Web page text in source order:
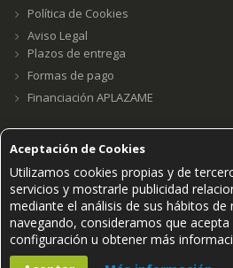
Aceptación de Cookies
Utilizamos cookies propias y de
servicios y mostrarle publicidad
mediante el análisis de sus hábitos de
navegando, consideramos que
configuración u obtener más
Política de Cookies
Aviso Legal
Plazos de entrega
Formas de pago
Financiación APLAZAME
Grupo E23W Distribuciones, S.L.
PAGOS SEGUROS ACEPTADOS